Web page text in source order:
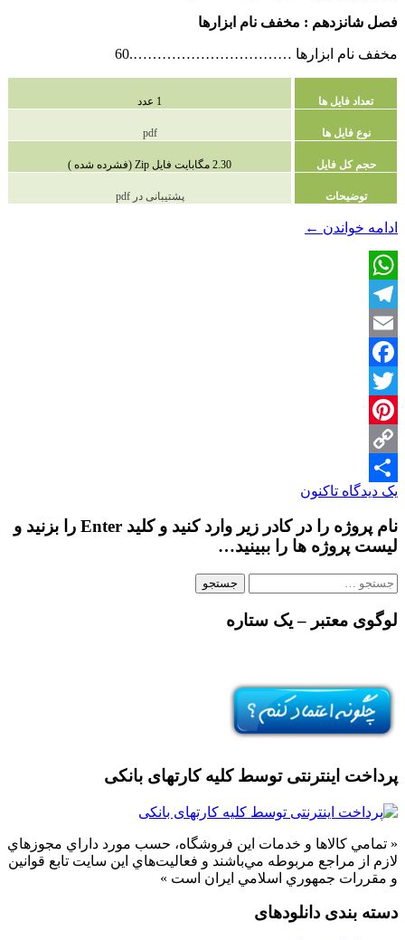
فصل شانزدهم : مخفف نام ابزارها
مخفف نام ابزارها …………………………….60
تعداد فایل ها 1 عدد
نوع فایل ها pdf
حجم کل فایل 2.30 مگابایت فایل Zip (فشرده شده )
توضیحات پشتیبانی در pdf
ادامه خواندن دانلود
←
WhatsApp
Telegram
Email
Facebook
Twitter
Pinterest
Copy
Link
Share
یک دیدگاه تاکنون
نام پروژه را در کادر زیر وارد کنید و کلید Enter را بزنید و
لیست پروژه ها را ببینید…
جستجو
برای:
لوگوی معتبر – یک ستاره
پرداخت اینترنتی توسط کلیه کارتهای بانکی
« تمامي كالاها و خدمات اين فروشگاه، حسب مورد داراي مجوزهاي
لازم از مراجع مربوطه مي‌باشند و فعاليت‌هاي اين سايت تابع قوانين
و مقررات جمهوري اسلامي ايران است »
دسته بندی دانلودهای